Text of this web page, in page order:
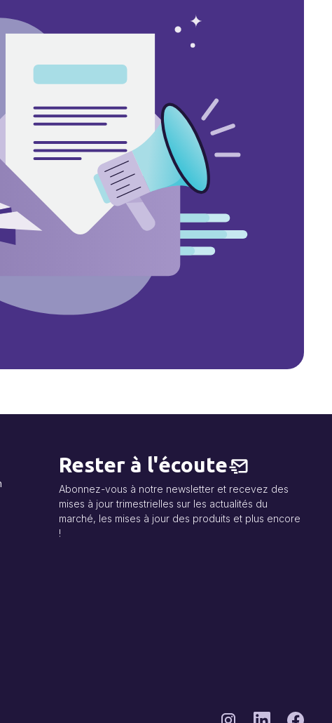
Rester à l'écoute
Abonnez-vous à notre newsletter et recevez des
mises à jour trimestrielles sur les actualités du
marché, les mises à jour des produits et plus encore
!